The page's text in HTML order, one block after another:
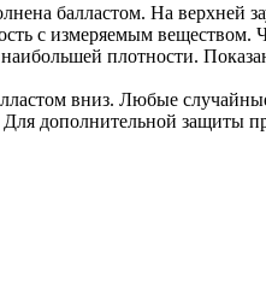
балластом. На верхней
с измеряемым веществом.
плотности.
вниз. Любые
дополнительной защиты